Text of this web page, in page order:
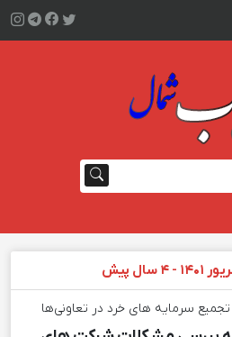
تجمیع سرمایه های خرد در تعاونی‌ها